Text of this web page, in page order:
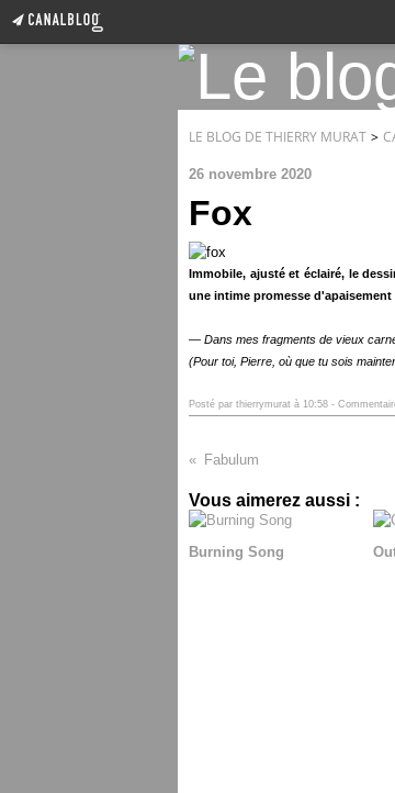
LE BLOG DE THIERRY MURAT >
26 novembre 2020
Fox
Immobile, ajusté et éclairé, le
une intime promesse
— Dans mes fragments de vieux
(Pour toi, Pierre, où que tu sois
Posté par thierrymurat à 10:58 -
Fabulum
Vous aimerez aussi :
Burning Song